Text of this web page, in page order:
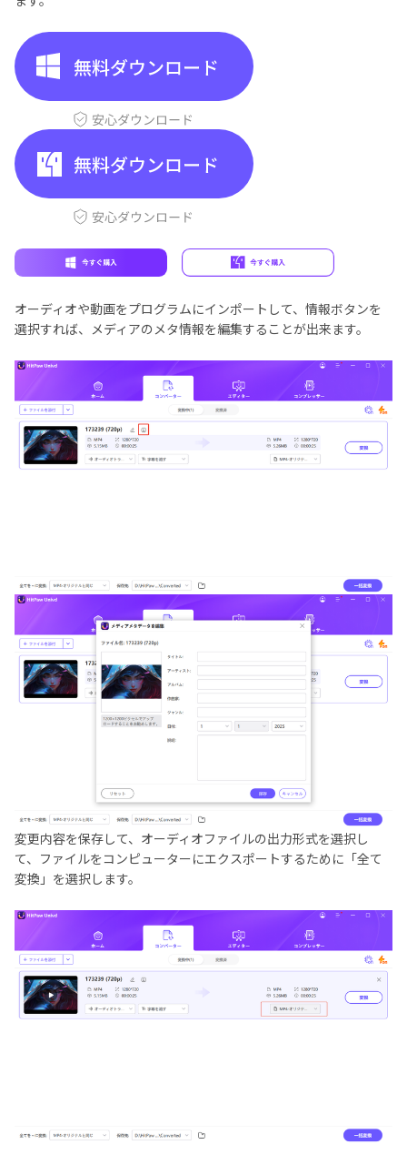
オーディオや動画をプログラムにインポートして、情報ボタンを
選択すれば、メディアのメタ情報を編集することが出来ます。
変更内容を保存して、オーディオファイルの出力形式を選択し
て、ファイルをコンピューターにエクスポートするために「全て
変換」を選択します。